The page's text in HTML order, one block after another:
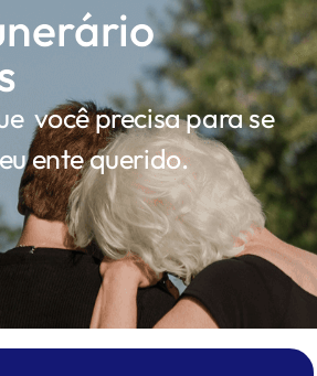
você precisa para se
ente querido.